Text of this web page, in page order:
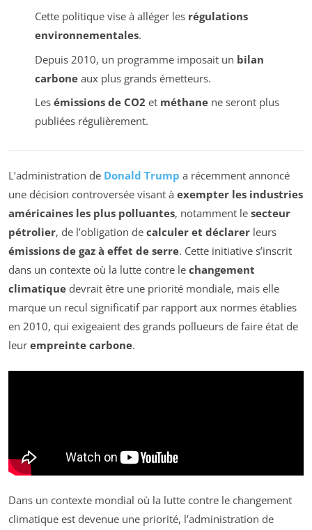
Cette politique vise à alléger les régulations
environnementales.
Depuis 2010, un programme imposait un bilan
carboneaux plus grands émetteurs.
Les émissions de CO2 et méthanene seront plus
publiées régulièrement.
L’administration de Donald Trump a récemment annoncé
une décision controversée visant à exempter les industries
américaines les plus polluantes, notamment le secteur
pétrolier, de l’obligation de calculer et déclarer leurs
émissions de gaz à effet de serre. Cette initiative s’inscrit
dans un contexte où la lutte contre le changement
climatique devrait être une priorité mondiale, mais elle
marque un recul significatif par rapport aux normes établies
en 2010, qui exigeaient des grands pollueurs de faire état de
leur empreinte carbone.
Dans un contexte mondial où la lutte contre le changement
climatique est devenue une priorité, l’administration de